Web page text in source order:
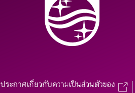
ประกาศเกี่ยวกับความเป็นส่วนตัวของ